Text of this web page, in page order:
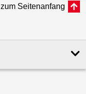
zum Seitenanfang